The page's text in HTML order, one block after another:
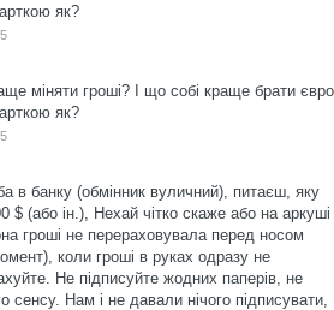
як?
міняти гроші? І що собі краще брати євро
як?
в банку (обмінник вуличний), питаєш, яку
$ (або ін.), Нехай чітко скаже або на аркуші
гроші не перераховувала перед носом
коли гроші в руках одразу не
Не підписуйте жодних паперів, не
сенсу. Нам і не давали нічого підписувати,